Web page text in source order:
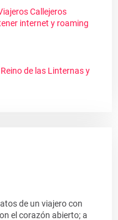
Callejeros
internet y roaming
de las Linternas y
de un viajero con
el corazón abierto; a